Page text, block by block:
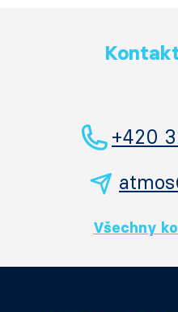
+420
Všechny